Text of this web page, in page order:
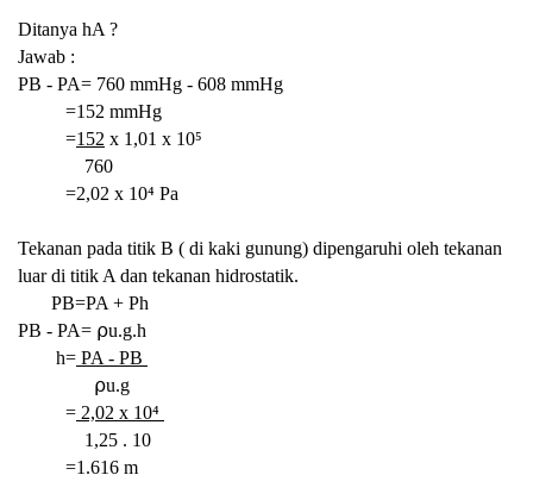
Ditanya hA ?
Jawab :
PB - PA= 760 mmHg - 608 mmHg
=152 mmHg
=152 x 1,01 x 10⁵
760
=2,02 x 10⁴ Pa
Tekanan pada titik B ( di kaki gunung) dipengaruhi oleh tekanan
luar di titik A dan tekanan hidrostatik.
PB=PA + Ph
PB - PA= ⍴u.g.h
h= PA - PB
⍴u.g
= 2,02 x 10⁴
1,25 . 10
=1.616 m